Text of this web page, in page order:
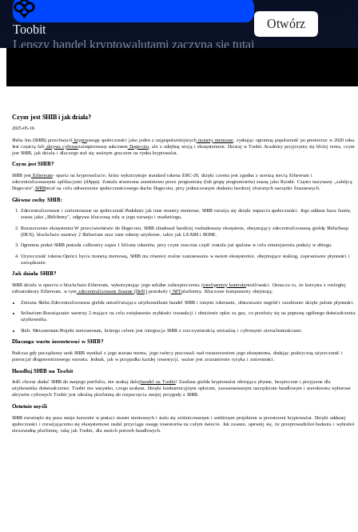
Toobit
Lepszy handel kryptowalutami zaczyna się tutaj
Otwórz
Czym jest SHIB i jak działa?
2025-05-16
Shiba Inu (SHIB) przechwyciłkryptouwagę społeczności jako jeden z najpopularniejszychmonety memowe, zyskując ogromną popularność po premierze w 2020 roku.
Jest częścią fali aktywa cyfrowezainspirowany sukcesemDogecoin, ale z odrębną wizją i ekosystemem. Dzisiaj w Toobit Academy przyjrzymy się bliżej temu, czym
jest SHIB, jak działa i dlaczego stał się ważnym graczem na rynku kryptowalut.
Czym jest SHIB?
SHIB jestEthereum- oparta na kryptowalucie, która wykorzystuje standard tokena ERC-20, dzięki czemu jest zgodna z szerszą siecią Ethereum i
zdecentralizowanymi aplikacjami (dApps). Została stworzona anonimowo przez programistę (lub grupę programistów) znaną jako Ryoshi. Często nazywany „zabójcą
Dogecoin”, SHIBmiał na celu odtworzenie społecznościowego ducha Dogecoin, przy jednoczesnym dodaniu bardziej złożonych narzędzi finansowych.
Główne cechy SHIB:
Zdecentralizowane i zorientowane na społeczność:Podobnie jak inne monety memowe, SHIB rozwija się dzięki wsparciu społeczności. Jego oddana baza fanów,
znana jako „ShibArmy”, odgrywa kluczową rolę w jego rozwoju i marketingu.
Rozszerzenie ekosystemu:W przeciwieństwie do Dogecoin, SHIB zbudował bardziej rozbudowany ekosystem, obejmujący zdecentralizowaną giełdę ShibaSwap
(DEX), blockchain warstwy 2 Shibarium oraz inne tokeny użytkowe, takie jak LEASH i BONE.
Ogromna podaż:SHIB posiada całkowity zapas 1 biliona tokenów, przy czym znaczna część została już spalona w celu zmniejszenia podaży w obiegu.
Użyteczność tokena:Oprócz bycia monetą memową, SHIB ma również realne zastosowania w swoim ekosystemie, obejmujące staking, zapewnianie płynności i
zarządzanie.
Jak działa SHIB?
SHIB działa w oparciu o blockchain Ethereum, wykorzystując jego solidne zabezpieczenia iinteligentny kontraktmożliwości. Oznacza to, że korzysta z rozległej
infrastruktury Ethereum, w tymzdecentralizowane finanse (DeFi)protokoły i NFTplatformy. Kluczowe komponenty obejmują:
Zmiana Shiba:Zdecentralizowana giełda umożliwiająca użytkownikom handel SHIB i innymi tokenami, obstawianie nagród i zarabianie dzięki pulom płynności.
Szibarium:Rozwiązanie warstwy 2 mające na celu zwiększenie szybkości transakcji i obniżenie opłat za gaz, co przełoży się na poprawę ogólnego doświadczenia
użytkownika.
Shib: Metawersum:Projekt metawersum, którego celem jest integracja SHIB z rzeczywistością wirtualną i cyfrowymi nieruchomościami.
Dlaczego warto inwestować w SHIB?
Podczas gdy początkowy urok SHIB wynikał z jego statusu mema, jego twórcy pracowali nad rozszerzeniem jego ekosystemu, dodając praktyczną użyteczność i
potencjał długoterminowego wzrostu. Jednak, jak w przypadku każdej inwestycji, ważne jest zrozumienie ryzyka i zmienności.
Handluj SHIB na Toobit
Jeśli chcesz dodać SHIB do swojego portfolio, nie szukaj dalej handel na Toobit! Zaufana giełda kryptowalut oferująca płynne, bezpieczne i przyjazne dla
użytkownika doświadczenie; Toobit ma wszystko, czego szukasz. Dzięki konkurencyjnym opłatom, zaawansowanym narzędziom handlowym i szerokiemu wyborowi
aktywów cyfrowych Toobit jest idealną platformą do rozpoczęcia swojej przygody z SHIB.
Ostatnie myśli
SHIB rozwinęło się poza swoje korzenie w postaci monet memowych i stało się zróżnicowanym i ambitnym projektem w przestrzeni kryptowalut. Dzięki oddanej
społeczności i rozwijającemu się ekosystemowi nadal przyciąga uwagę inwestorów na całym świecie. Jak zawsze, upewnij się, że przeprowadziłeś badania i wybrałeś
niezawodną platformę, taką jak Toobit, dla swoich potrzeb handlowych.